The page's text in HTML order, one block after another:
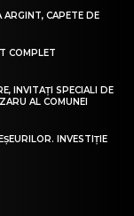
ARGINT, CAPETE DE
COMPLET
INVITAȚI SPECIALI DE
AL COMUNEI
INVESTIȚIE